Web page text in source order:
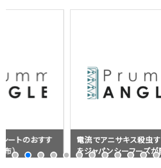
ートのおすす
布）
電流でアニサキス殺虫
をジャパンシーフーズ